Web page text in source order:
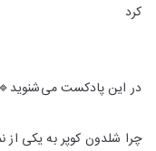
کرد
در این پادکست می‌شنوید🔹
چرا شلدون کوپر به یکی